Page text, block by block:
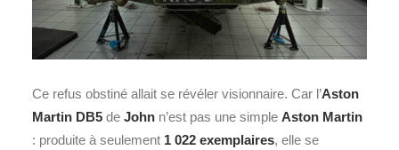
Ce refus obstiné allait se révéler visionnaire. Car l’Aston
Martin DB5 de John n’est pas une simple Aston Martin
: produite à seulement 1 022 exemplaires, elle se